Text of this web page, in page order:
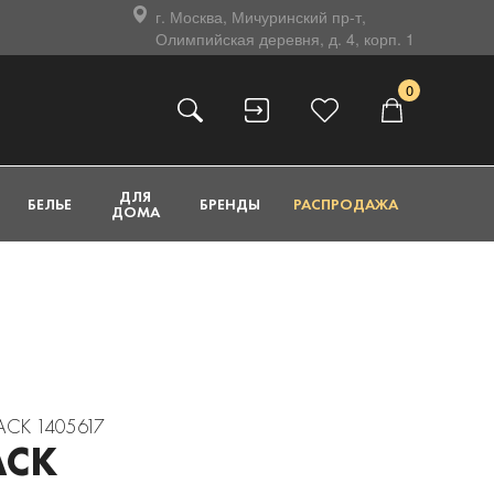
г. Москва, Мичуринский пр-т,
Олимпийская деревня, д. 4, корп. 1
0
БЕЛЬЕ ДЛЯ
ДОМА БРЕНДЫ РАСПРОДАЖА
1405617